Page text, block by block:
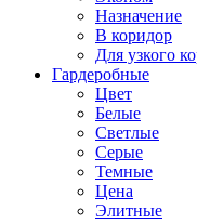
Назначение
В коридор
Для узкого
Гардеробные
Цвет
Белые
Светлые
Серые
Темные
Цена
Элитные